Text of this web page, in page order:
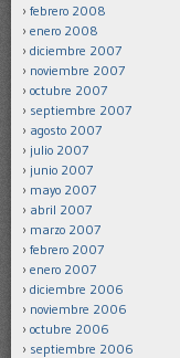
febrero 2008
enero 2008
diciembre 2007
noviembre 2007
octubre 2007
septiembre 2007
agosto 2007
julio 2007
junio 2007
mayo 2007
abril 2007
marzo 2007
febrero 2007
enero 2007
diciembre 2006
noviembre 2006
octubre 2006
septiembre 2006